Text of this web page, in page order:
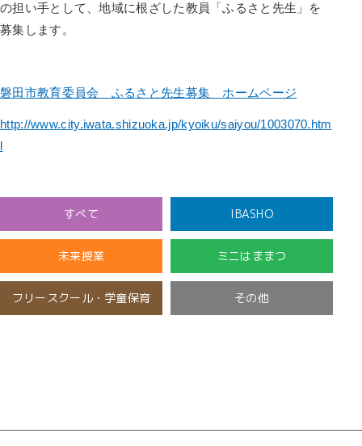
の担い手として、地域に根ざした教員「ふるさと先生」を
募集します。
磐田市教育委員会 ふるさと先生募集 ホームページ
http://www.city.iwata.shizuoka.jp/kyoiku/saiyou/1003070.htm
l
すべて IBASHO
未来授業 ミニはままつ
フリースクール・学童保育 その他